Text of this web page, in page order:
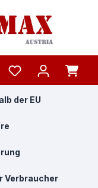
der EU
Verbraucher